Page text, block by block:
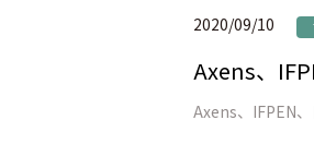
2020/09/10
Axens、